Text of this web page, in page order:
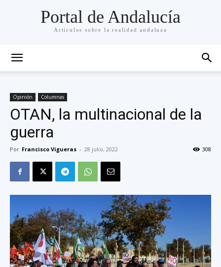
Portal de Andalucía
Artículos sobre la realidad andaluza
Opinión Columnas
OTAN, la multinacional de la
guerra
Por Francisco Vigueras - 28 julio, 2022 308